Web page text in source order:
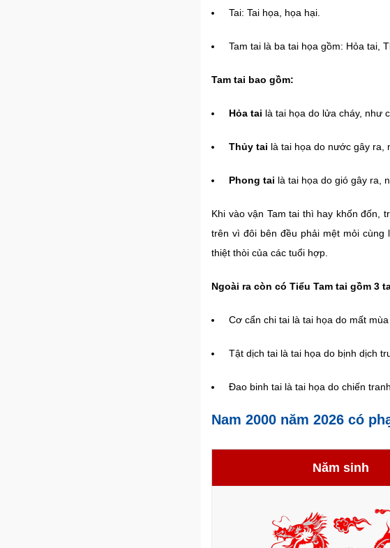
Tai: Tai họa, họa hại.
Tam tai là ba tai họa gồm: Hỏa tai,
Tam tai bao gồm:
Hỏa tai là tai họa do lửa cháy, như
Thủy tai là tai họa do nước gây ra,
Phong tai là tai họa do gió gây ra,
Khi vào vận Tam tai thì hay khốn đốn,
trên vì đôi bên đều phải mệt mỏi
thiệt thòi của các tuổi hợp.
Ngoài ra còn có Tiểu Tam tai gồm 3
Cơ cẩn chi tai là tai họa do mất mùa
Tật dịch tai là tai họa do bịnh dịch
Đao binh tai là tai họa do chiến tranh.
Nam 2000 năm 2026 có
Năm sinh